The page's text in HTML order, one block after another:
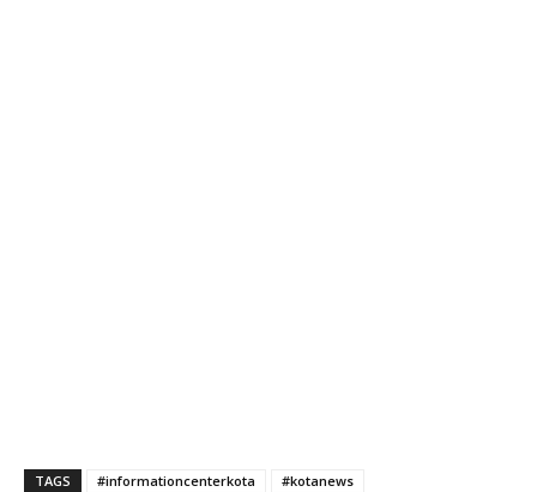
TAGS #informationcenterkota
#kotanews